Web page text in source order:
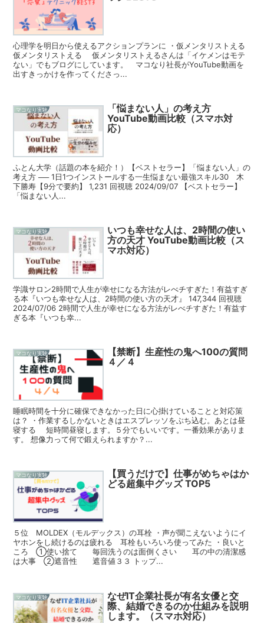
心理学を明日から使えるアクションプランに ・仮メンタリストえる
仮メンタリストえる 仮メンタリストえるさんは「イケメンはモテ
ない」でもブログにしています。 マコなり社長がYouTube動画を
出すきっかけを作ってくださっ...
マコなり実験
「悩まない人」の考え方
YouTube動画比較（スマホ対
応）
ふとん大学（話題の本を紹介！）【ベストセラー】「悩まない人」の
考え方 ── 1日1つインストールする一生悩まない最強スキル30 木
下勝寿【9分で要約】 1,231 回視聴 2024/09/07 【ベストセラー】
「悩まない人...
マコなり実験
いつも幸せな人は、2時間の使い
方の天才 YouTube動画比較（ス
マホ対応）
学識サロン2時間で人生が幸せになる方法がレべチすぎた！有益すぎ
る本『いつも幸せな人は、2時間の使い方の天才』 147,344 回視聴
2024/07/06 2時間で人生が幸せになる方法がレべチすぎた！有益す
ぎる本『いつも幸...
マコなり実験
【禁断】生産性の鬼へ100の質問
４／４
睡眠時間を十分に確保できなかった日に心掛けていることと対応策
は？ ・作業するしかないときはエスプレッソをぶち込む。あとは昼
寝する 短時間昼寝します。５分でもいいです。一番効果がありま
す。 想像力って何で鍛えられますか？...
マコなり実験
【買うだけで】仕事がめちゃはか
どる超集中グッズ TOP5
５位 MOLDEX（モルデックス）の耳栓 ・声が聞こえないようにイ
ヤホンをし続けるのは疲れる 耳栓もいろいろ使ってみた ・良いと
ころ ①使い捨て 毎回洗うのは面倒くさい 耳の中の清潔感
は大事 ②遮音性 遮音値３３ トップ...
マコなり実験
なぜIT企業社長が有名女優と交
際、結婚できるのか仕組みを説明
します。（スマホ対応）